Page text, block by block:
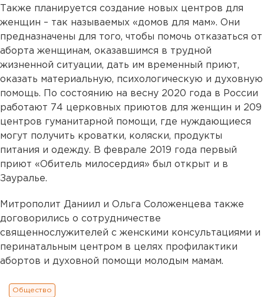
Также планируется создание новых центров для
женщин – так называемых «домов для мам». Они
предназначены для того, чтобы помочь отказаться от
аборта женщинам, оказавшимся в трудной
жизненной ситуации, дать им временный приют,
оказать материальную, психологическую и духовную
помощь. По состоянию на весну 2020 года в России
работают 74 церковных приютов для женщин и 209
центров гуманитарной помощи, где нуждающиеся
могут получить кроватки, коляски, продукты
питания и одежду. В феврале 2019 года первый
приют «Обитель милосердия» был открыт и в
Зауралье.
Митрополит Даниил и Ольга Соложенцева также
договорились о сотрудничестве
священнослужителей с женскими консультациями и
перинатальным центром в целях профилактики
абортов и духовной помощи молодым мамам.
Общество